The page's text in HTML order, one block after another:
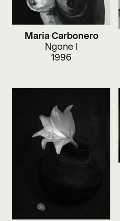
Maria Carbonero
Ngone I
1996